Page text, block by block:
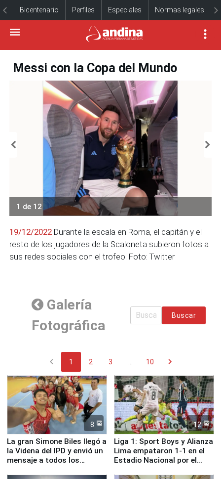
Bicentenario Perfiles Especiales Normas legales
Messi con la Copa del Mundo
1 de 12
19/12/2022 Durante la escala en Roma, el capitán y el
resto de los jugadores de la Scaloneta subieron fotos a
sus redes sociales con el trofeo. Foto: Twitter
Galería
Fotográfica
Buscar
chevron_left 1 2 3 10 chevron_right
8
La gran Simone Biles llegó a
la Videna del IPD y envió un
mensaje a todos los
12
Liga 1: Sport Boys y Alianza
Lima empataron 1-1 en el
Estadio Nacional por el